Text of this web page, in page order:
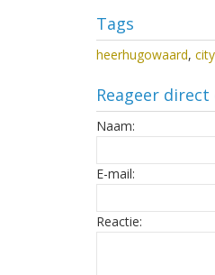
Tags
heerhugowaard,
Reageer
Naam:
E-mail:
Reactie: